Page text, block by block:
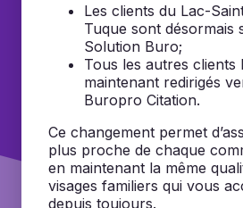
Les clients du Lac-
Tuque sont désormais
Solution Buro;
Tous les autres
maintenant redirigés
Buropro Citation.
Ce changement permet
plus proche de chaque
en maintenant la même
visages familiers qui vous
depuis toujours.